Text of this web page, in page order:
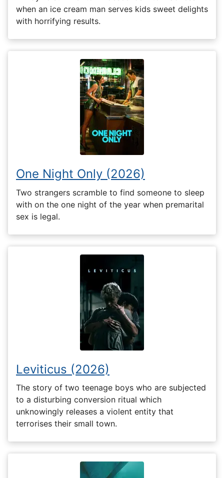
when an ice cream man serves kids sweet delights
with horrifying results.
One Night Only (2026)
Two strangers scramble to find someone to sleep
with on the one night of the year when premarital
sex is legal.
Leviticus (2026)
The story of two teenage boys who are subjected
to a disturbing conversion ritual which
unknowingly releases a violent entity that
terrorises their small town.